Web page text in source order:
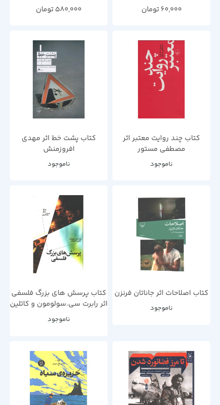
60,000تومان
580,000تومان
کتاب چند روایت معتبر اثر
مصطفی مستور
ناموجود
کتاب پشت خط اثر مهدی
افروزمنش
ناموجود
کتاب اصلاحات اثر جاناتان فرنزن
ناموجود
کتاب پرسش های بزرگ فلسفی
اثر رابرت سی.سولومون و کاتلین
ام.هیگینز
ناموجود